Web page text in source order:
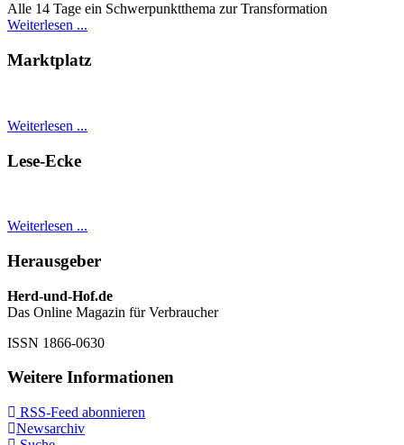
Alle 14 Tage ein Schwer­punkt­thema zur Transformation
Weiterlesen ...
Marktplatz
Weiterlesen ...
Lese-Ecke
Weiterlesen ...
Herausgeber
Herd-und-Hof.de
Das Online Magazin für Verbraucher
ISSN 1866-0630
Weitere Informationen
RSS-Feed abonnieren
Newsarchiv